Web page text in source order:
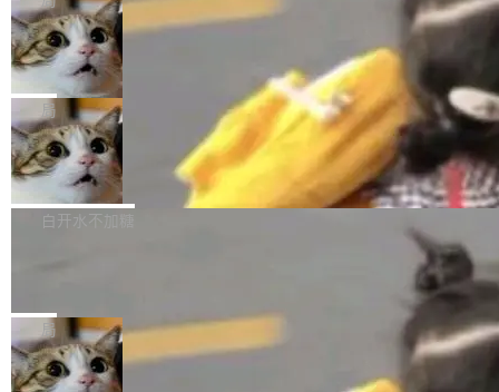
具、读写文件、管理上下文、处理错误、完成闭
环。崔添翼招人的标...
量大小，将能力推进到4K、更精细的真实质感、
更复杂的视觉控制和可持续迭代编辑。 相比 U
1，U1.5-Lite-Preview 在以下方向上带来了显著
提升： 原生支持4K图像生成； 更精细的局部纹
理、细节与真实世界质感； 更准确的中英文文字
生成与复杂版式组织； 更稳定的图...
硬件认证状态的命令行工具。 Canonical 工程师
Alan Griffiths 在邮件列表中说得很直白：「hwc
tl 是一个 Ubuntu 专有的包，它和它的依赖项都
是 Ubuntu 专有的，不会用在其他发行版上。」
所以 deb 版本的受众实际上为零。既然只有 Ub
untu 用户在用，那用 snap 打包就没什么可纠结
的。 从 deb 到 snap 的迁移路径 hwctl 是 rust-
hwlib 硬件 API 库的一部分，命令行工具负责查
Dario Amodei 担心新人来 Anthropic
只为金钱，不为使命
顶级 AI 研究员在两家公司之间来回跳，中间只
隔了几天。 Lilian Weng 上周刚宣布因健康原因
离开 Thinking Machines Lab，说自己作为联合
创始人的角色「太累了」。几天后，The Inform
ation 就曝出她将重回 OpenAI，负责递归自我
改进方向的研究。她是 Thinking Machines 过
一在人才争夺战中失血的公司。六月，Google
连失两员大将：Noam Shazeer 去了 Op...
局
FFmpeg 9.0 发布
FFmpeg 9.0 现已发布，包含多项改进。官方更
新日志列出的 9.0 版本主要更新内容如下： 扩
er HE-AAC 960 解码 (DAB+) transpose_cuda
filter 添加 AMF Frame Rate Converter (vf_frc
_amf) filter SMPTE 2094-50 元数据支持和直
白开水不加糖
Code 在 X 上发帖：「DeepSeek Flash did 8T
tokens on August 1st. 5T of free usage + 3T
on OpenCode Go.」79.8 万次浏览，连带着 #
局
NetBSD 11.0 正式发布